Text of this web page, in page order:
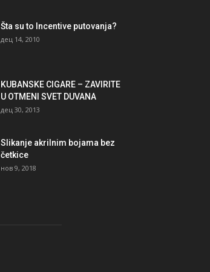
Šta su to Incentive putovanja?
дец 14, 2010
KUBANSKE CIGARE – ZAVIRITE
U OTMENI SVET DUVANA
дец 30, 2013
Slikanje akrilnim bojama bez
četkice
нов 9, 2018